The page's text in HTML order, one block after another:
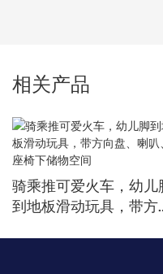
相关产品
骑乘推可爱火车，幼儿
到地板滑动玩具，带方